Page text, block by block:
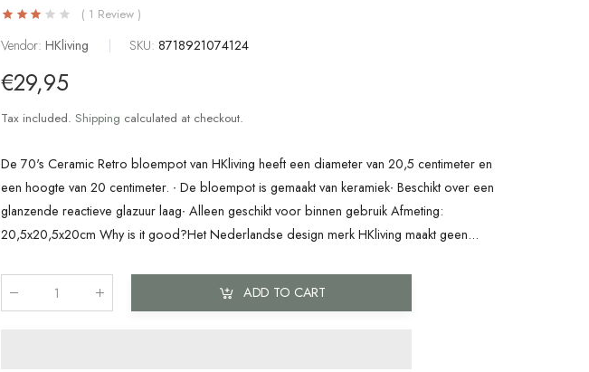
( 1 Review )
Vendor: HKliving SKU:8718921074124
€29,95
Tax included. Shipping calculated at checkout.
De 70's Ceramic Retro bloempot van HKliving heeft een diameter van 20,5 centimeter en
een hoogte van 20 centimeter. ∙ De bloempot is gemaakt van keramiek∙ Beschikt over een
glanzende reactieve glazuur laag∙ Alleen geschikt voor binnen gebruik Afmeting:
20,5x20,5x20cm Why is it good?Het Nederlandse design merk HKliving maakt geen...
ADD TO CART